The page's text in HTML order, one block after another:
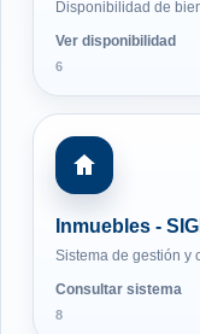
Disponibilidad de
Ver disponibilidad
6
Inmuebles - SIGI
Sistema de gestión y
Consultar sistema
8